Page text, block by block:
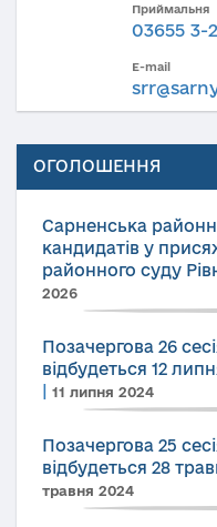
Приймальня
03655 3-
E-mail
ОГОЛОШЕННЯ
Сарненська
кандидатів у
районного суду
2026
Позачергова 26
відбудеться 12
11 липня 2024
Позачергова 25
відбудеться 28
травня 2024